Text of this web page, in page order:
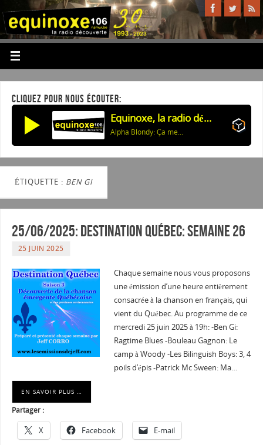
CLIQUEZ POUR NOUS ÉCOUTER:
Equinoxe, la radio découverte
Alpha Blondy: Ça me fait si mal
ÉTIQUETTE : BEN GI
25/06/2025: Destination Québec: semaine 26
25 JUIN 2025
Chaque semaine nous vous proposons
une émission d’une heure entièrement
consacrée à la chanson en français, qui
vient du Québec. Au programme de ce
mercredi 25 juin 2025 à 19h: -Ben Gi:
Ragtime Blues -Bouleau Gagnon: Le
camp à Woody -Les Bilinguish Boys: 3, 4
poils d’épis -Patrick Mc Sween: Ma…
EN SAVOIR PLUS …
Partager :
X Facebook E-mail